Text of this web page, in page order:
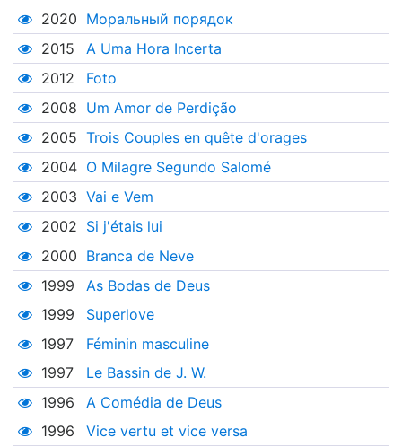
2020 Моральный порядок
2015
A Uma Hora Incerta
2012
Foto
2008 Um Amor de Perdição
2005 Trois Couples en quête d'orages
2004 O Milagre Segundo Salomé
2003 Vai e Vem
2002 Si j'étais lui
2000 Branca de Neve
1999
As Bodas de Deus
1999
Superlove
1997
Féminin masculine
1997
Le Bassin de J. W.
1996
A Comédia de Deus
1996
Vice vertu et vice versa